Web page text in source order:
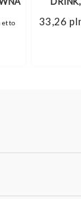
33,26